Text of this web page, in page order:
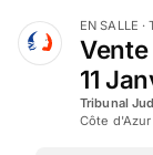
EN SALLE ·
11
Tribunal
Côte d'Azur